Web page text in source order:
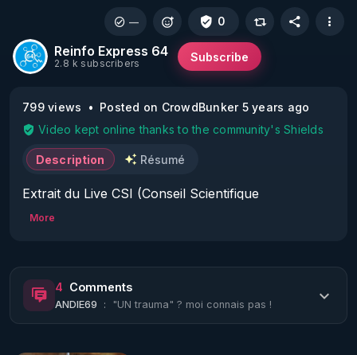
Reinfo Express 64
2.8 k subscribers Subscribe
— 0
799 views
Posted on CrowdBunker 5 years ago
Video kept online thanks to the community's Shields
Description Résumé
Extrait du Live CSI (Conseil Scientifique
Indépendant) N° 02 du jeudi 15 avril 2021 -
corruption systémique dans le domaine de la santé.
https://crowdbunker.com/v/ZKGGAXDRVzI
More
4 Comments
ANDIE69 : "UN trauma" ? moi connais pas !